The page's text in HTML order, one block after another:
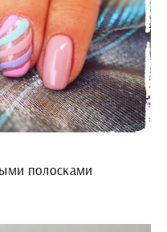
полосками